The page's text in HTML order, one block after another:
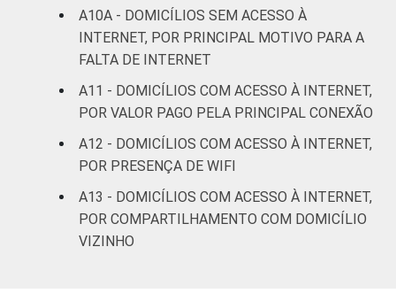
brasileiros - TIC Domicílios 2016.
A10A - DOMICÍLIOS SEM ACESSO À
INTERNET, POR PRINCIPAL MOTIVO PARA A
FALTA DE INTERNET
A11 - DOMICÍLIOS COM ACESSO À INTERNET,
POR VALOR PAGO PELA PRINCIPAL CONEXÃO
A12 - DOMICÍLIOS COM ACESSO À INTERNET,
POR PRESENÇA DE WIFI
A13 - DOMICÍLIOS COM ACESSO À INTERNET,
POR COMPARTILHAMENTO COM DOMICÍLIO
VIZINHO